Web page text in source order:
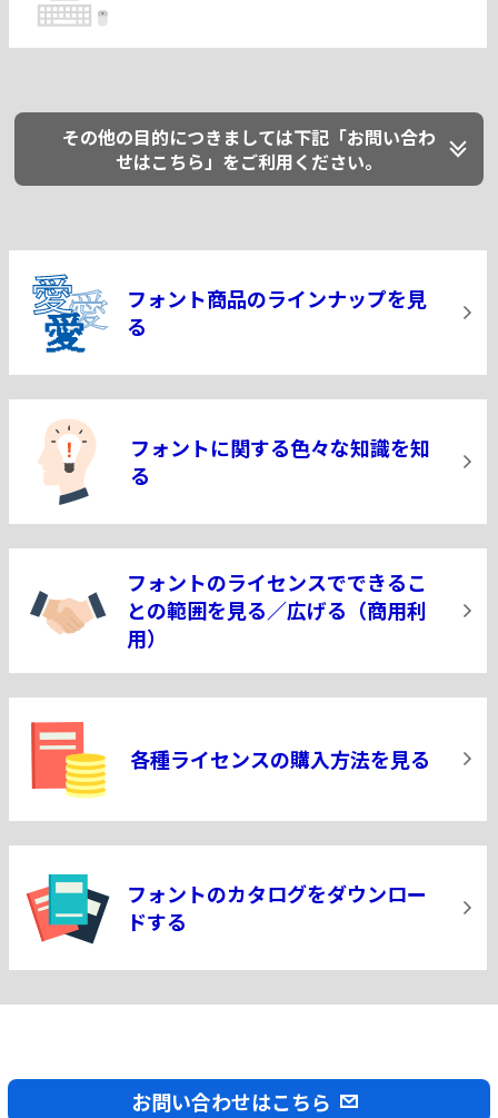
その他の目的につきましては下記「お問い合わ
せはこちら」をご利用ください。
フォント商品のラインナップを見
る
フォントに関する色々な知識を知
る
フォントのライセンスでできるこ
との範囲を見る／広げる（商用利
用）
各種ライセンスの購入方法を見る
フォントのカタログをダウンロー
ドする
お問い合わせはこちら